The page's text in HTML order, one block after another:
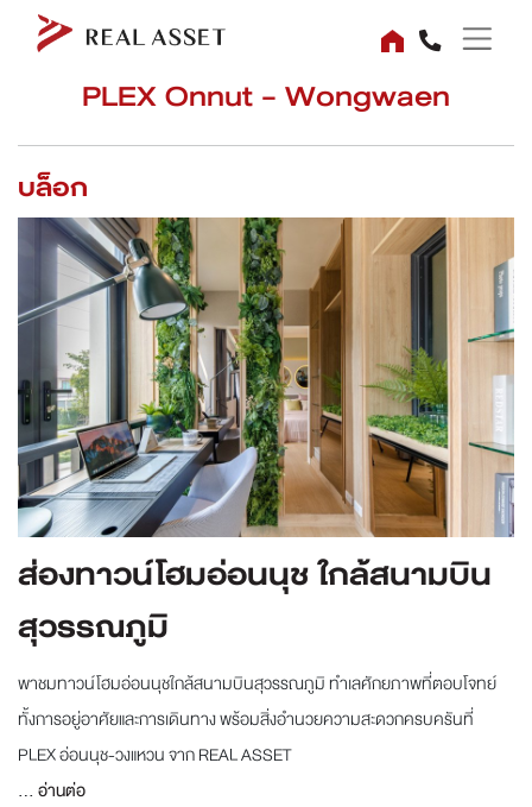
PLEX Onnut - Wongwaen
บล็อก
ส่องทาวน์โฮมอ่อนนุช ใกล้สนามบิน
สุวรรณภูมิ
พาชมทาวน์โฮมอ่อนนุชใกล้สนามบินสุวรรณภูมิ ทำเลศักยภาพที่ตอบโจทย์
ทั้งการอยู่อาศัยและการเดินทาง พร้อมสิ่งอำนวยความสะดวกครบครันที่
PLEX อ่อนนุช-วงแหวน จาก REAL ASSET
... อ่านต่อ